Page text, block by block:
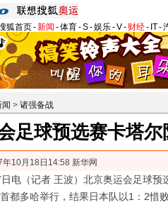
狐首页-新闻 -体育-S-娱乐-V- 财经- IT-
> 诸强备战
足球预选赛卡塔
10月18日14:58 新华网
（记者 王波）北京奥运会足球预
都多哈举行，结果日本队以1：2惜败